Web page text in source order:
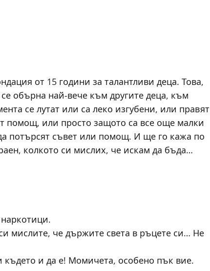
от 15 години за талантливи деца. Това,
обърна най-вече към другите деца, към
се лутат или са леко изгубени, или правят
помощ, или просто защото са все още малки
потърсят съвет или помощ. И ще го кажа по
колкото си мислих, че искам да бъда…
мислите, че държите света в ръцете си… Не
където и да е! Момичета, особено пък вие.